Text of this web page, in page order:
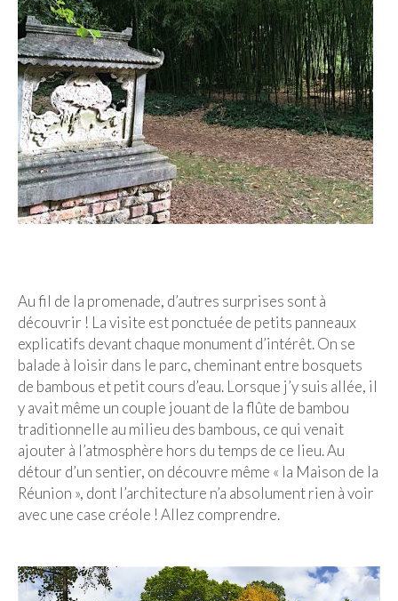
Au fil de la promenade, d’autres surprises sont à
découvrir ! La visite est ponctuée de petits panneaux
explicatifs devant chaque monument d’intérêt. On se
balade à loisir dans le parc, cheminant entre bosquets
de bambous et petit cours d’eau. Lorsque j’y suis allée, il
y avait même un couple jouant de la flûte de bambou
traditionnelle au milieu des bambous, ce qui venait
ajouter à l’atmosphère hors du temps de ce lieu. Au
détour d’un sentier, on découvre même « la Maison de la
Réunion », dont l’architecture n’a absolument rien à voir
avec une case créole ! Allez comprendre.